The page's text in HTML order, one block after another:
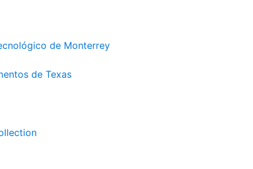
de Monterrey
de Texas